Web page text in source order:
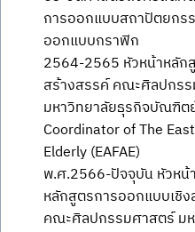
การออกแบบสถาปัตยกร
ออกแบบกราฟิก
2564-2565 หัวหน้าหลัก
สร้างสรรค์ คณะศิลปกร
มหาวิทยาลัยธุรกิจบัณฑิต
Coordinator of The
Elderly (EAFAE)
พ.ศ.2566-ปัจจุบัน หัวหน้
หลักสูตรการออกแบบเชิ
คณะศิลปกรรมศาสตร์ ม